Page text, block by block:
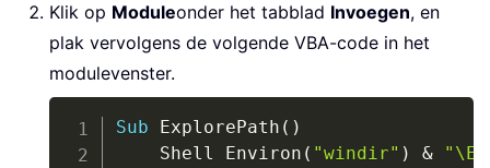
Klik op Moduleonder het tabblad Invoegen, en
plak vervolgens de volgende VBA-code in het
modulevenster.
Sub ExplorePath ( )
    Shell Environ
( "windir" ) &